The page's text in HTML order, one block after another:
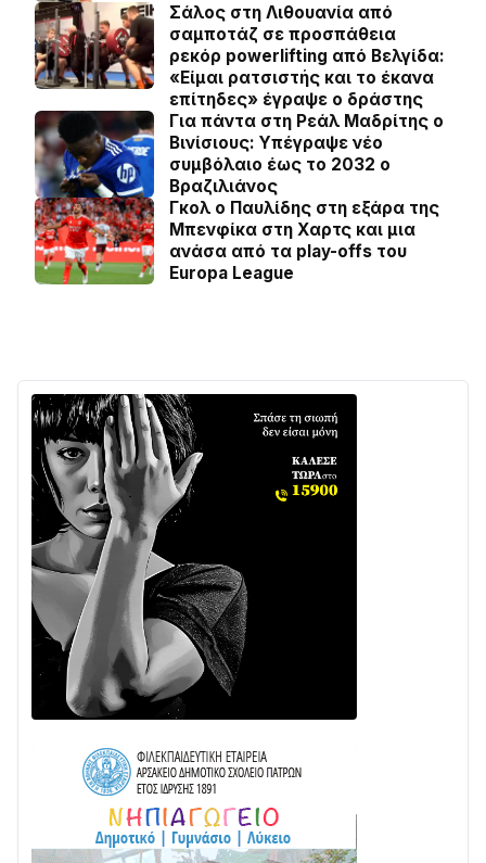
Σάλος στη Λιθουανία από
σαμποτάζ σε προσπάθεια
ρεκόρ powerlifting από Βελγίδα:
«Είμαι ρατσιστής και το έκανα
επίτηδες» έγραψε ο δράστης
Για πάντα στη Ρεάλ Μαδρίτης ο
Βινίσιους: Yπέγραψε νέο
συμβόλαιο έως το 2032 ο
Βραζιλιάνος
Γκολ ο Παυλίδης στη εξάρα της
Μπενφίκα στη Χαρτς και μια
ανάσα από τα play-offs του
Europa League